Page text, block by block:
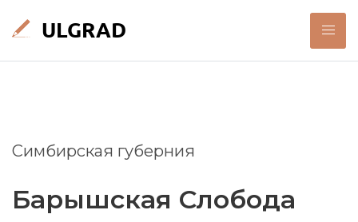
Симбирская губерния
Барышская Слобода